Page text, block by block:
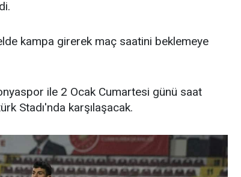
kampa girerek maç saatini beklemeye
ile 2 Ocak Cumartesi günü saat
Stadı'nda karşılaşacak.